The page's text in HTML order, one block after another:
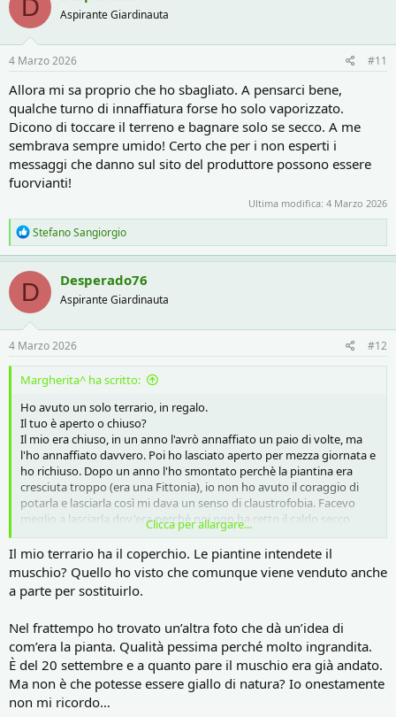
i
o
n
s
:
D Aspirante Giardinauta
4 Marzo 2026 #11
Allora mi sa proprio che ho sbagliato. A pensarci bene,
qualche turno di innaffiatura forse ho solo vaporizzato.
Dicono di toccare il terreno e bagnare solo se secco. A me
sembrava sempre umido! Certo che per i non esperti i
messaggi che danno sul sito del produttore possono essere
fuorvianti!
Ultima modifica: 4 Marzo 2026
R
e
a
c
t
i
o
n
s
:
Stefano Sangiorgio
D Desperado76
Aspirante Giardinauta
4 Marzo 2026 #12
Margherita^ ha scritto:
Ho avuto un solo terrario, in regalo.
Il tuo è aperto o chiuso?
Il mio era chiuso, in un anno l'avrò annaffiato un paio di volte, ma
l'ho annaffiato davvero. Poi ho lasciato aperto per mezza giornata e
ho richiuso. Dopo un anno l'ho smontato perchè la piantina era
cresciuta troppo (era una Fittonia), io non ho avuto il coraggio di
potarla e lasciarla così mi dava un senso di claustrofobia. Facevo
meglio a lasciarla dov'era perchè poi non ha retto il caldo secco
Sbaglierò, ma annaffiare con tre gocce d'acqua non compensa
neppure l'umidità che esce quando si toglie il tappo.
Penso che le piantine del tuo siano semplicemente morte di sete.
Però Il piccolo Ficus Ginseng ha nel tronco riserve molto maggiori di
come ti hanno suggerito, puntando a salvare la pianta.
Clicca per allargare...
Il mio terrario ha il coperchio. Le piantine intendete il
muschio? Quello ho visto che comunque viene venduto anche
a parte per sostituirlo.
Nel frattempo ho trovato un’altra foto che dà un’idea di
com’era la pianta. Qualità pessima perché molto ingrandita.
È del 20 settembre e a quanto pare il muschio era già andato.
Ma non è che potesse essere giallo di natura? Io onestamente
non mi ricordo…